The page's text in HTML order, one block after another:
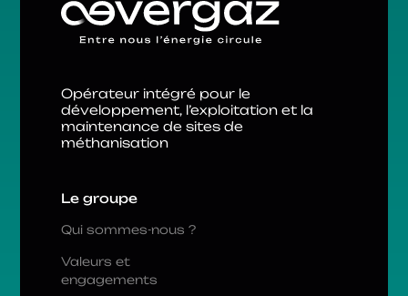
Opérateur intégré pour le
développement, l’exploitation et la
maintenance de sites de
méthanisation
Le groupe
Qui sommes-nous ?
Valeurs et
engagements